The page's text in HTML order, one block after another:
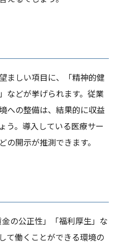
ましい項目に、「精神的健
などが挙げられます。従業
への整備は、結果的に収益
う。導入している医療サー
の開示が推測できます。
の公正性」「福利厚生」な
て働くことができる環境の